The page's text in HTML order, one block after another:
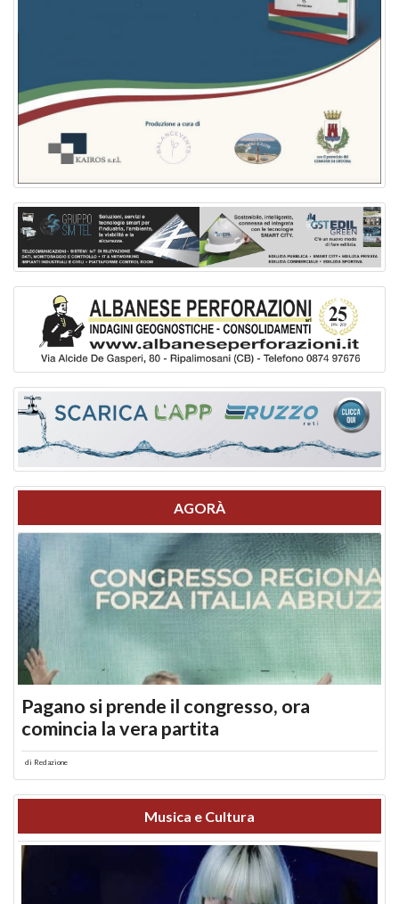
AGORÀ
Pagano si prende il congresso, ora
comincia la vera partita
di Redazione
Musica e Cultura